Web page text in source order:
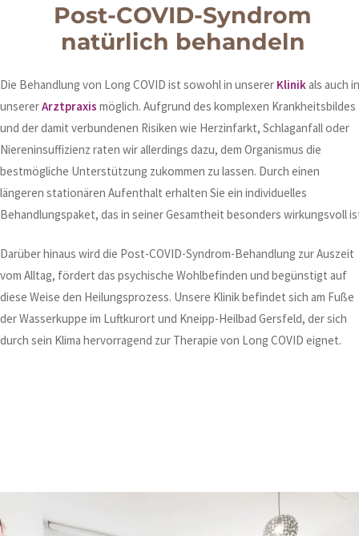
Post-COVID-Syndrom
natürlich behandeln
Die Behandlung von Long COVID ist sowohl in unserer Klinik als auch in
unsererArztpraxis möglich. Aufgrund des komplexen Krankheitsbildes
und der damit verbundenen Risiken wie Herzinfarkt, Schlaganfall oder
Niereninsuffizienz raten wir allerdings dazu, dem Organismus die
bestmögliche Unterstützung zukommen zu lassen. Durch einen
längeren stationären Aufenthalt erhalten Sie ein individuelles
Behandlungspaket, das in seiner Gesamtheit besonders wirkungsvoll
Darüber hinaus wird die Post-COVID-Syndrom-Behandlung zur Auszeit
vom Alltag, fördert das psychische Wohlbefinden und begünstigt auf
diese Weise den Heilungsprozess. Unsere Klinik befindet sich am Fuße
der Wasserkuppe im Luftkurort und Kneipp-Heilbad Gersfeld, der sich
durch sein Klima hervorragend zur Therapie von Long COVID eignet.